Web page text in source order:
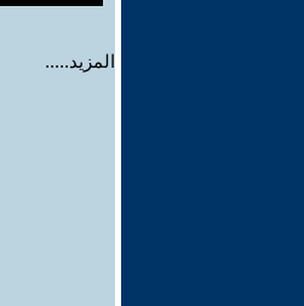
المزيد.....